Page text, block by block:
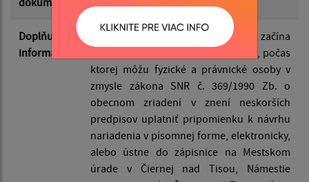
Doplňujúce
informácie
Dňom vyvesenia návrhu nariadenia začína
plynúť najmenej desaťdňová lehota, počas
ktorej môžu fyzické a právnické osoby v
zmysle zákona SNR č. 369/1990 Zb. o
obecnom zriadení v znení neskorších
predpisov uplatniť pripomienku k návrhu
nariadenia v písomnej forme, elektronicky,
alebo ústne do zápisnice na Mestskom
úrade v Čiernej nad Tisou, Námestie